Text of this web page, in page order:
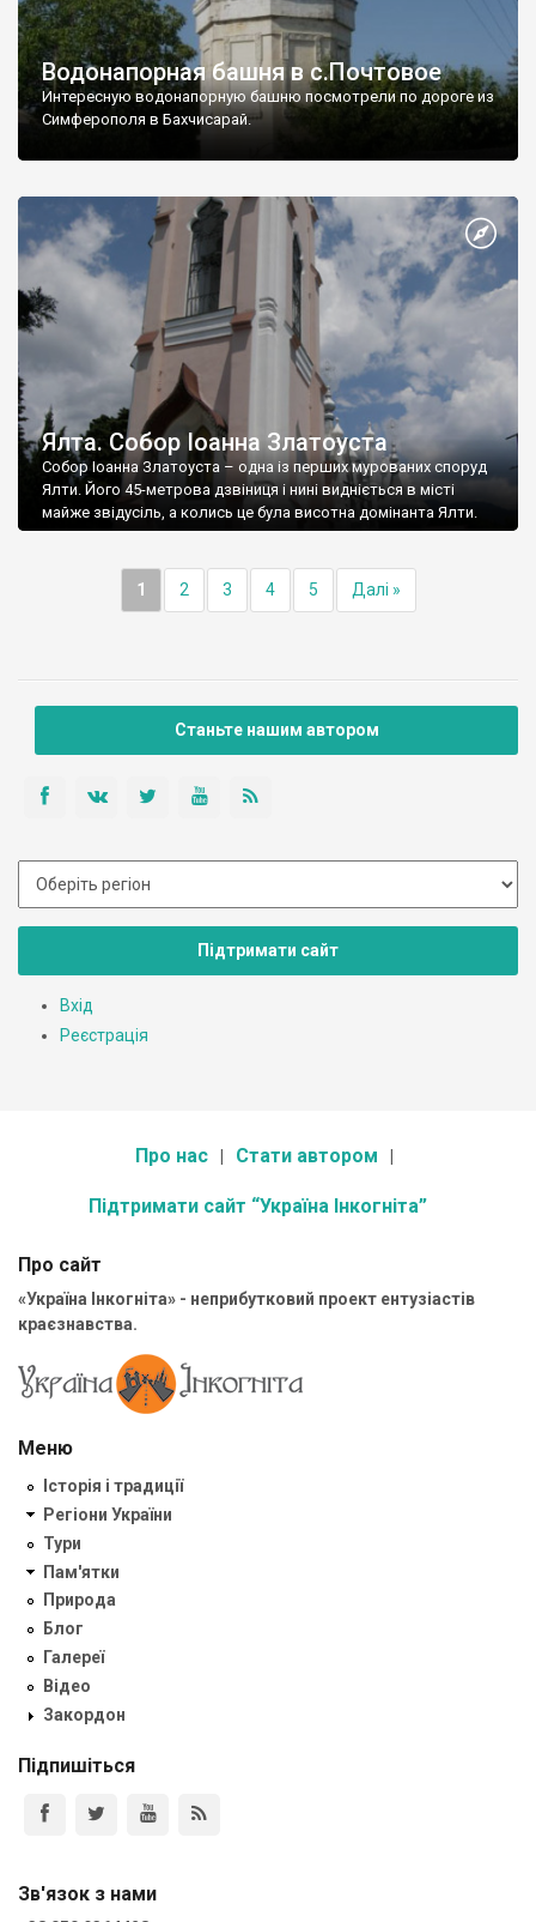
Водонапорная башня в с.Почтовое
Интересную водонапорную башню посмотрели по дороге из
Симферополя в Бахчисарай.
Ялта. Собор Іоанна Златоуста
Собор Іоанна Златоуста – одна із перших мурованих споруд
Ялти. Його 45-метрова дзвіниця і нині видніється в місті
майже звідусіль, а колись це була висотна домінанта Ялти.
1 2 3 4 5 Далі »
Станьте нашим автором
Підтримати сайт
Вхід
Реєстрація
Про нас Стати автором
Підтримати сайт “Україна Інкогніта”
Про сайт
«Україна Інкогніта» - неприбутковий проект ентузіастів
краєзнавства.
Меню
Історія і традиції
Регіони України
Тури
Пам'ятки
Природа
Блог
Галереї
Відео
Закордон
Підпишіться
Зв'язок з нами